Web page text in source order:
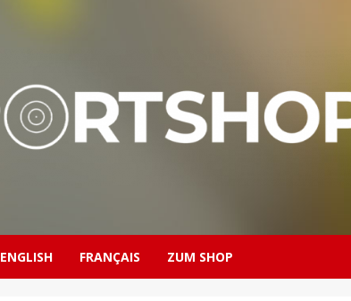
ENGLISH FRANÇAIS ZUM SHOP